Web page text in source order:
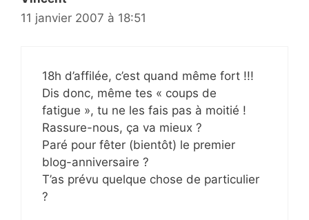
11 janvier 2007 à 18:51
18h d’affilée, c’est quand même fort !!!
Dis donc, même tes « coups de
fatigue », tu ne les fais pas à moitié !
Rassure-nous, ça va mieux ?
Paré pour fêter (bientôt) le premier
blog-anniversaire ?
T’as prévu quelque chose de particulier
?